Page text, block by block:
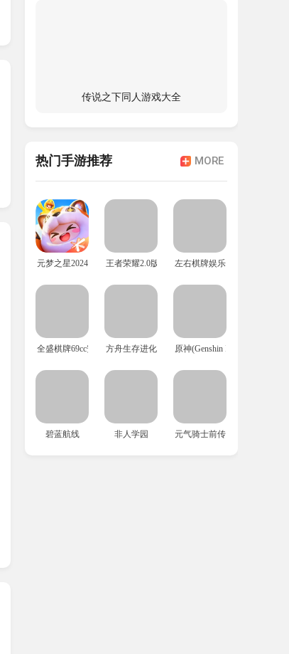
传说之下同人游戏大全
热门手游推荐 MORE
元梦之星2024年最新版王者荣耀2.0版本 左右棋牌娱乐
全盛棋牌69cc安卓版方舟生存进化国际服原神(Genshin Impact)外服
碧蓝航线 非人学园 元气骑士前传